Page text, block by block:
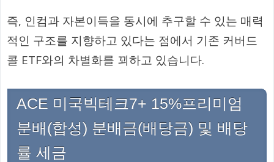
즉, 인컴과 자본이득을 동시에 추구할 수 있는 매력
적인 구조를 지향하고 있다는 점에서 기존 커버드
콜 ETF와의 차별화를 꾀하고 있습니다.
ACE 미국빅테크7+ 15%프리미엄
분배(합성) 분배금(배당금) 및 배당
률 세금